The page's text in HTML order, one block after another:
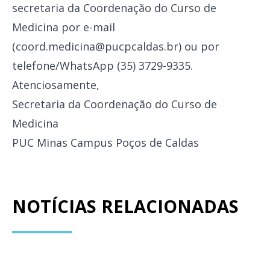
secretaria da Coordenação do Curso de
Medicina por e-mail
(coord.medicina@pucpcaldas.br) ou por
telefone/WhatsApp (35) 3729-9335.
Atenciosamente,
Secretaria da Coordenação do Curso de
Medicina
PUC Minas Campus Poços de Caldas
NOTÍCIAS RELACIONADAS